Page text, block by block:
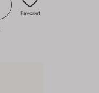
Favoriet